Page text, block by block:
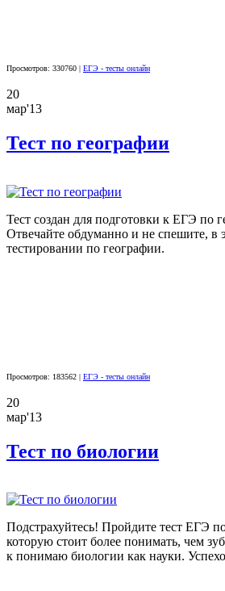
Просмотров: 330760 | ЕГЭ - тесты онлайн
20
мар'13
Тест по географии
Тест создан для подготовки к ЕГЭ по
Отвечайте обдуманно и не спешите, в
тестировании по географии.
Просмотров: 183562 | ЕГЭ - тесты онлайн
20
мар'13
Тест по биологии
Подстрахуйтесь! Пройдите тест ЕГЭ
которую стоит более понимать, чем
к понимаю биологии как науки.